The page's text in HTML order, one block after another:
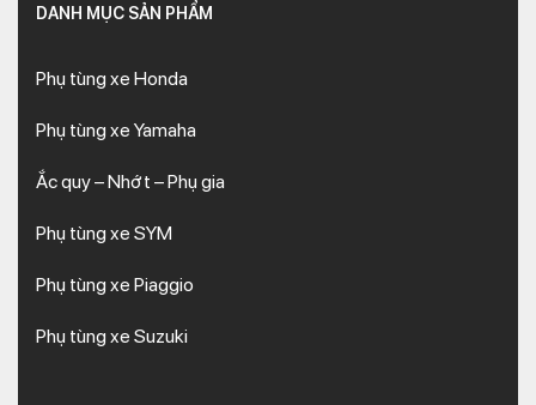
DANH MỤC SẢN PHẨM
Phụ tùng xe Honda
Phụ tùng xe Yamaha
Ắc quy – Nhớt – Phụ gia
Phụ tùng xe SYM
Phụ tùng xe Piaggio
Phụ tùng xe Suzuki